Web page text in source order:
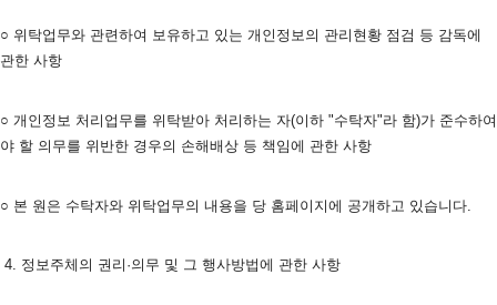
○ 위탁업무와 관련하여 보유하고 있는 개인정보의 관리현황 점검 등 감독에
관한 사항
○ 개인정보 처리업무를 위탁받아 처리하는 자(이하 "수탁자"라 함)가 준수하여
야 할 의무를 위반한 경우의 손해배상 등 책임에 관한 사항
○ 본 원은 수탁자와 위탁업무의 내용을 당 홈페이지에 공개하고 있습니다.
4. 정보주체의 권리·의무 및 그 행사방법에 관한 사항